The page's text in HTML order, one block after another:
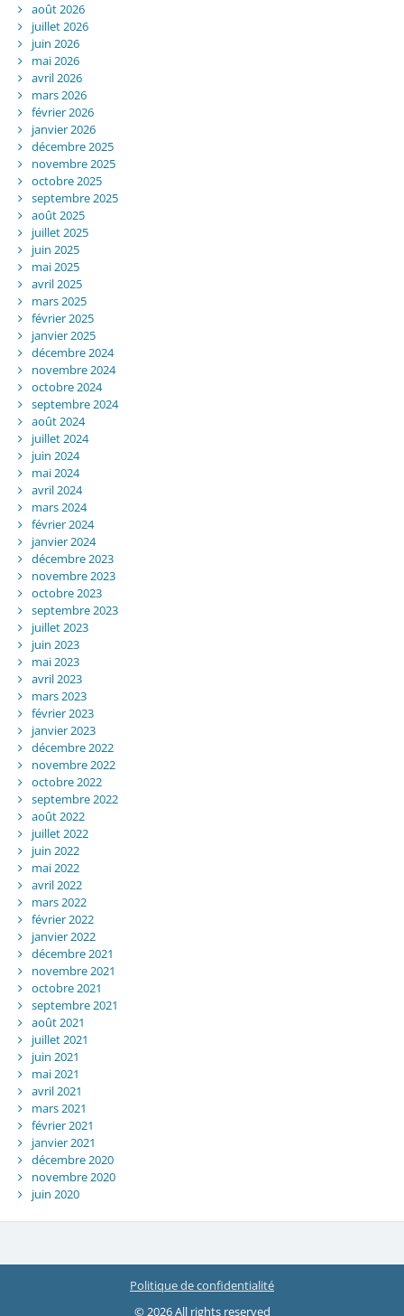
août 2026
juillet 2026
juin 2026
mai 2026
avril 2026
mars 2026
février 2026
janvier 2026
décembre 2025
novembre 2025
octobre 2025
septembre 2025
août 2025
juillet 2025
juin 2025
mai 2025
avril 2025
mars 2025
février 2025
janvier 2025
décembre 2024
novembre 2024
octobre 2024
septembre 2024
août 2024
juillet 2024
juin 2024
mai 2024
avril 2024
mars 2024
février 2024
janvier 2024
décembre 2023
novembre 2023
octobre 2023
septembre 2023
juillet 2023
juin 2023
mai 2023
avril 2023
mars 2023
février 2023
janvier 2023
décembre 2022
novembre 2022
octobre 2022
septembre 2022
août 2022
juillet 2022
juin 2022
mai 2022
avril 2022
mars 2022
février 2022
janvier 2022
décembre 2021
novembre 2021
octobre 2021
septembre 2021
août 2021
juillet 2021
juin 2021
mai 2021
avril 2021
mars 2021
février 2021
janvier 2021
décembre 2020
novembre 2020
juin 2020
Politique de confidentialité
© 2026 All rights reserved